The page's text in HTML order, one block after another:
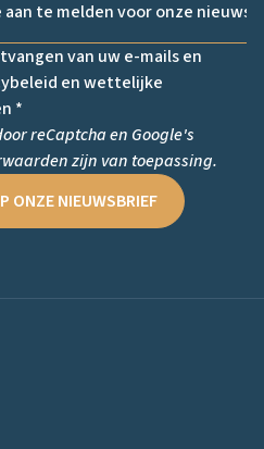
van uw e-mails en
en wettelijke
*
reCaptcha en Google's
zijn van toepassing.
ONZE NIEUWSBRIEF
van Charlemont